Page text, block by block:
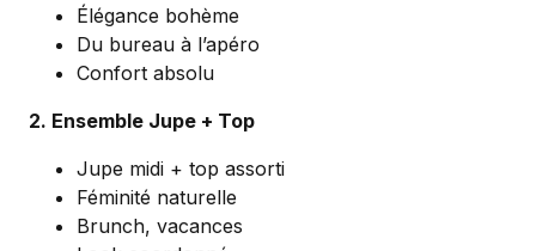
Élégance bohème
Du bureau à l’apéro
Confort absolu
2. Ensemble Jupe + Top
Jupe midi + top assorti
Féminité naturelle
Brunch, vacances